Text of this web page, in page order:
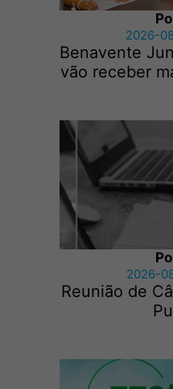
2026-
Benavente
vão receber
2026-
Reunião de